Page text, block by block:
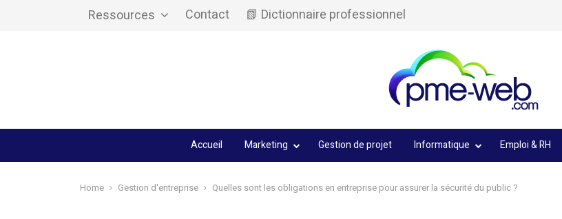
Ressources Contact 📗 Dictionnaire professionnel
Accueil Marketing Gestion de projet Informatique Emploi & RH
Home Gestion d'entreprise Quelles sont les obligations en entreprise pour assurer la sécurité du public ?